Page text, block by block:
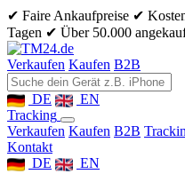
✔ Faire Ankaufpreise ✔
Tagen ✔ Über 50.000
Verkaufen Kaufen B2B
DE
EN
Tracking
Verkaufen Kaufen B2B
Kontakt
DE
EN